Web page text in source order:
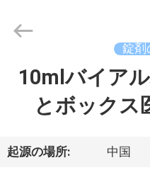
家
ロ
2017
(Xiamen)
Industry
錠剤
10mlバイア
とボックス
起源の場所: 中国